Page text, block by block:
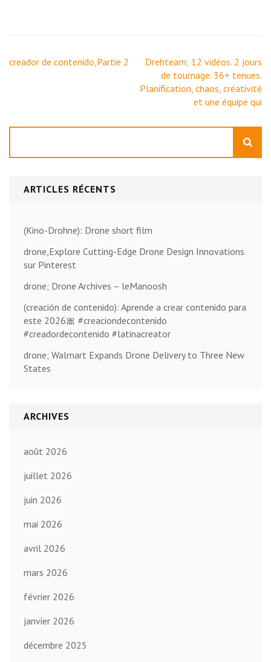
Navigation
creador de contenido,Partie 2
Drehteam; 12 vidéos. 2 jours
de tournage. 36+ tenues.
Planification, chaos, créativité
et une équipe qui
ARTICLES RÉCENTS
(Kino-Drohne): Drone short film
drone,Explore Cutting-Edge Drone Design Innovations
sur Pinterest
drone; Drone Archives – leManoosh
(creación de contenido): Aprende a crear contenido para
este 2026🎀 #creaciondecontenido
#creadordecontenido #latinacreator
drone; Walmart Expands Drone Delivery to Three New
States
ARCHIVES
août 2026
juillet 2026
juin 2026
mai 2026
avril 2026
mars 2026
février 2026
janvier 2026
décembre 2025